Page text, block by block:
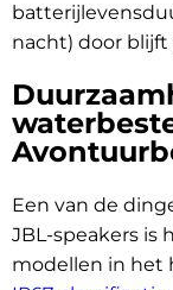
nacht) door blijft
Een van de
JBL-speakers is
modellen in het